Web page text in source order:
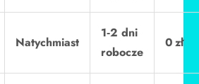
Natychmiast
1‑2 dni
robocze
0 zł